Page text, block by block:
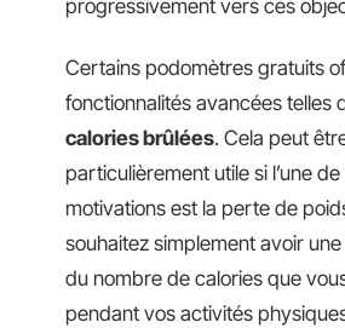
progressivement vers ces
Certains podomètres gratuits
fonctionnalités avancées telles
calories brûlées. Cela peut
particulièrement utile si l’une
motivations est la perte de
souhaitez simplement avoir
du nombre de calories que
pendant vos activités